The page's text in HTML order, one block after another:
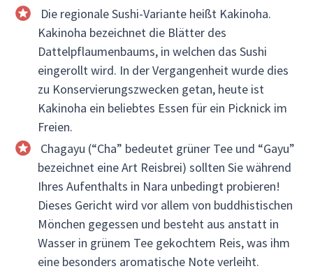
Die regionale Sushi-Variante heißt Kakinoha.
Kakinoha bezeichnet die Blätter des
Dattelpflaumenbaums, in welchen das Sushi
eingerollt wird. In der Vergangenheit wurde dies
zu Konservierungszwecken getan, heute ist
Kakinoha ein beliebtes Essen für ein Picknick im
Freien.
Chagayu (“Cha” bedeutet grüner Tee und “Gayu”
bezeichnet eine Art Reisbrei) sollten Sie während
Ihres Aufenthalts in Nara unbedingt probieren!
Dieses Gericht wird vor allem von buddhistischen
Mönchen gegessen und besteht aus anstatt in
Wasser in grünem Tee gekochtem Reis, was ihm
eine besonders aromatische Note verleiht.